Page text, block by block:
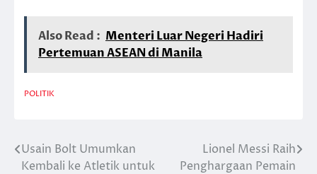
Also Read : Menteri Luar Negeri Hadiri
Pertemuan ASEAN di Manila
POLITIK
Post
Usain Bolt Umumkan
Kembali ke Atletik untuk
Lionel Messi Raih
Penghargaan Pemain